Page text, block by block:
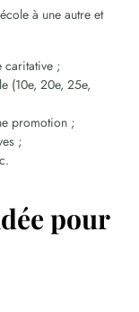
à une autre et
;
(10e, 20e, 25e,
promotion ;
;
pour